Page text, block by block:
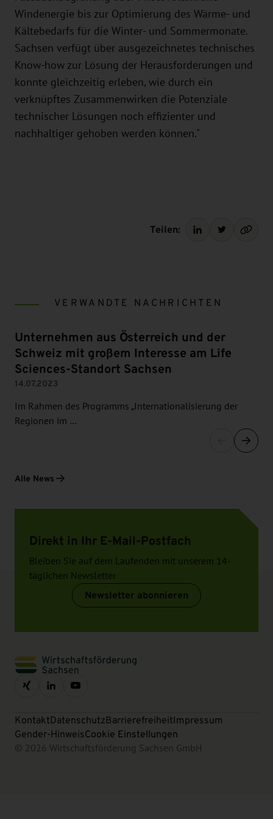
Windenergie bis zur Optimierung des Wärme- und
Kältebedarfs für die Winter- und Sommermonate.
Sachsen verfügt über ausgezeichnetes technisches
Know-how zur Lösung der Herausforderungen und
konnte gleichzeitig erleben, wie durch ein
verknüpftes Zusammenwirken die Potenziale
technischer Lösungen noch effizienter und
nachhaltiger gehoben werden können."
Teilen:
VERWANDTE NACHRICHTEN
Unternehmen aus Österreich und der
Schweiz mit großem Interesse am Life
Sciences-Standort Sachsen
14.07.2023
Im Rahmen des Programms „Internationalisierung der
Regionen im …
Alle News
Direkt in Ihr E-Mail-Postfach
Bleiben Sie auf dem Laufenden mit unserem 14-
täglichen Newsletter
Newsletter abonnieren
KontaktDatenschutzBarrierefreiheitImpressum
Gender-HinweisCookie Einstellungen
© 2026 Wirtschaftsförderung Sachsen GmbH